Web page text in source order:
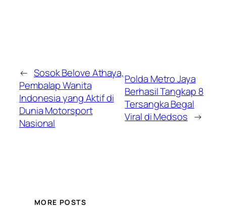
← Sosok Belove Athaya,
Pembalap Wanita
Indonesia yang Aktif di
Dunia Motorsport
Nasional
Polda Metro Jaya
Berhasil Tangkap 8
Tersangka Begal
Viral di Medsos →
MORE POSTS